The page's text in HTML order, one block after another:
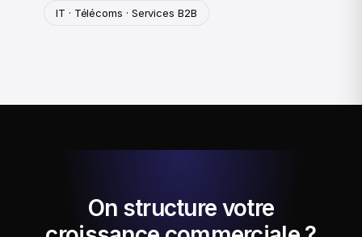
IT · Télécoms · Services B2B
On structure votre